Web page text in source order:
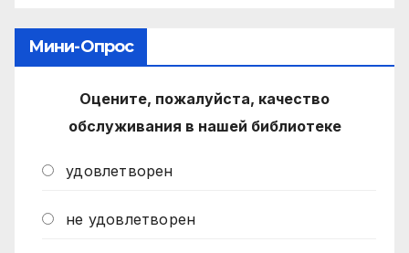
Мини-Опрос
Оцените, пожалуйста, качество
обслуживания в нашей библиотеке
удовлетворен
не удовлетворен